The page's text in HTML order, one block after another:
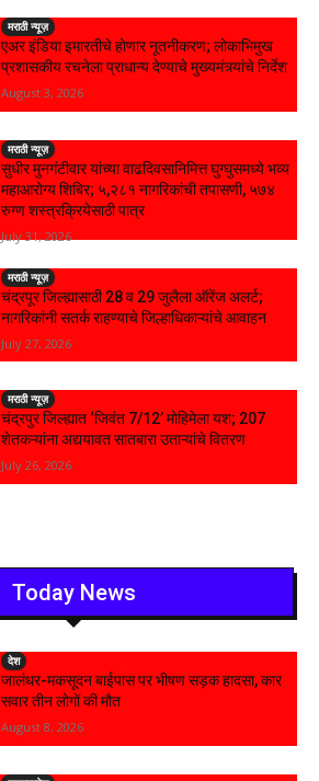
मराठी न्यूज़
एअर इंडिया इमारतीचे होणार नूतनीकरण; लोकाभिमुख
प्रशासकीय रचनेला प्राधान्य देण्याचे मुख्यमंत्र्यांचे निर्देश
August 3, 2026
मराठी न्यूज़
सुधीर मुनगंटीवार यांच्या वाढदिवसानिमित्त घुग्घुसमध्ये भव्य
महाआरोग्य शिबिर; ५,२८१ नागरिकांची तपासणी, ५७४
रुग्ण शस्त्रक्रियेसाठी पात्र
July 31, 2026
मराठी न्यूज़
चंद्रपूर जिल्ह्यासाठी 28 व 29 जुलैला ऑरेंज अलर्ट;
नागरिकांनी सतर्क राहण्याचे जिल्हाधिकाऱ्यांचे आवाहन
July 27, 2026
मराठी न्यूज़
चंद्रपुर जिल्ह्यात ‘जिवंत 7/12’ मोहिमेला यश; 207
शेतकऱ्यांना अद्ययावत सातबारा उताऱ्यांचे वितरण
July 26, 2026
Today News
देश
जालंधर-मकसूदन बाईपास पर भीषण सड़क हादसा, कार
सवार तीन लोगों की मौत
August 8, 2026